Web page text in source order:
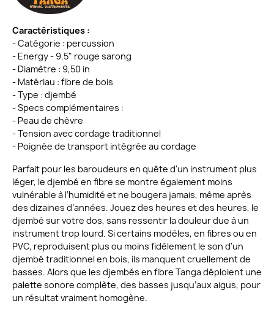
Caractéristiques :
- Catégorie : percussion
- Energy - 9.5" rouge sarong
- Diamètre : 9,50 in
- Matériau : fibre de bois
- Type : djembé
- Specs complémentaires :
- Peau de chèvre
- Tension avec cordage traditionnel
- Poignée de transport intégrée au cordage
Parfait pour les baroudeurs en quête d'un instrument plus
léger, le djembé en fibre se montre également moins
vulnérable à l’humidité et ne bougera jamais, même après
des dizaines d’années. Jouez des heures et des heures, le
djembé sur votre dos, sans ressentir la douleur due à un
instrument trop lourd. Si certains modèles, en fibres ou en
PVC, reproduisent plus ou moins fidèlement le son d'un
djembé traditionnel en bois, ils manquent cruellement de
basses. Alors que les djembés en fibre Tanga déploient une
palette sonore complète, des basses jusqu’aux aigus, pour
un résultat vraiment homogène.